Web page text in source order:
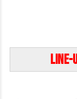
Line-